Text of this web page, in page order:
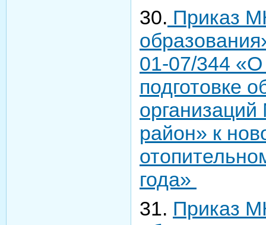
30. Приказ
01-07/344
подготовке
район» к
года»
31. Приказ